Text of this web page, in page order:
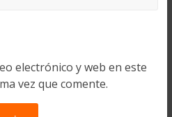
electrónico y web en este
vez que comente.